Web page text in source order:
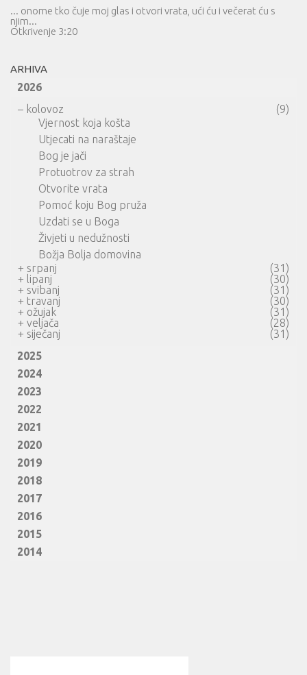
... onome tko čuje moj glas i otvori vrata, ući ću i večerat ću s
njim...
Otkrivenje 3:20
ARHIVA
2026
– kolovoz
(9)
Vjernost koja košta
Utjecati na naraštaje
Bog je jači
Protuotrov za strah
Otvorite vrata
Pomoć koju Bog pruža
Uzdati se u Boga
Živjeti u nedužnosti
Božja Bolja domovina
+ srpanj
(31)
+ lipanj
(30)
+ svibanj
(31)
+ travanj
(30)
+ ožujak
(31)
+ veljača
(28)
+ siječanj
(31)
2025
2024
2023
2022
2021
2020
2019
2018
2017
2016
2015
2014